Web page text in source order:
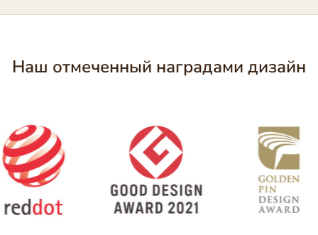
Наш отмеченный наградами дизайн